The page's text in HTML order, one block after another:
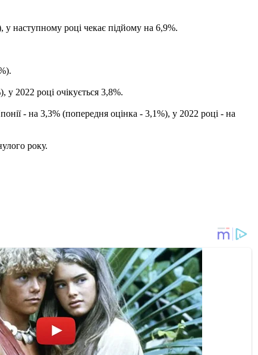
наступному році чекає підйому на 6,9%.
2022 році очікується 3,8%.
- на 3,3% (попередня оцінка - 3,1%), у 2022 році - на
року.